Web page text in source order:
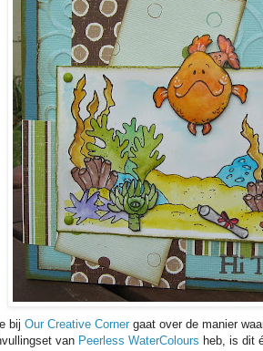
bij Our Creative Corner gaat over de manier
van Peerless WaterColours heb, is dit